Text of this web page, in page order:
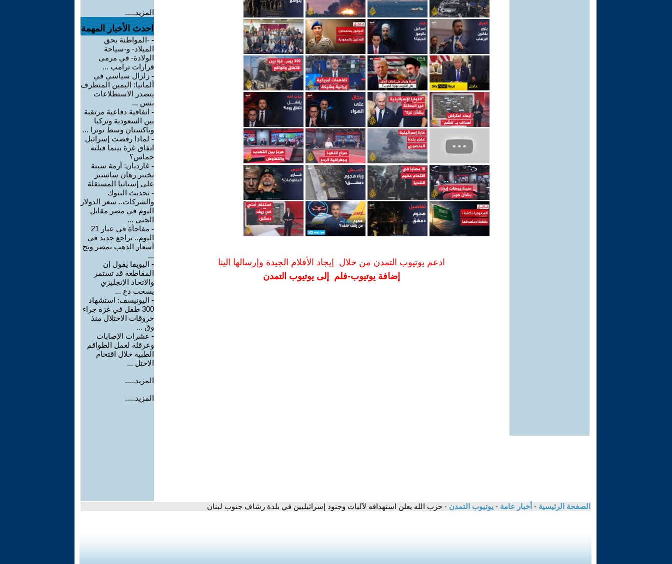
ادعم يوتيوب التمدن من خلال إيجاد الأفلام الجيدة وإرسالها الينا
إضافة يوتيوب-فلم إلى يوتيوب التمدن
المزيد.....
احدث الأخبار المهمة
- -المواطنة بحق
الميلاد- و-سياحة
الولادة- في مرمى
قرارات ترامب ...
- زلزال سياسي في
ألمانيا: اليمين المتطرف
يتصدر الاستطلاعات
بنس ...
- اتفاقية دفاعية مرتقبة
بين السعودية وتركيا
وباكستان وسط توترا ...
- لماذا رفضت إسرائيل
اتفاق غزة بينما قبلته
حماس؟
- غارديان: أزمة سبتة
تختبر رهان سانشيز
على إسبانيا المستقلة
- تحديث البنوك
والشركات.. سعر الدولار
اليوم في مصر مقابل
الجني ...
-
مفاجأة في عيار 21
اليوم.. تراجع جديد في
أسعار الذهب بمصر وتح
...
- اليويفا يقول إن
المقاطعة قد تستمر
والاتحاد الإنجليزي
يسحب دع ...
- اليونيسف: استشهاد
300 طفل في غزة جراء
خروقات الاحتلال منذ
وق ...
- عشرات الإصابات
وعرقلة لعمل الطواقم
الطبية خلال اقتحام
الاحتل ...
المزيد.....
المزيد.....
الصفحة الرئيسية - أخبار عامة - يوتيوب التمدن - حزب الله يعلن استهدافه لآليات وجنود إسرائيليين في بلدة رشاف جنوب لبنان